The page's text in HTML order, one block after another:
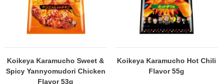
Koikeya Karamucho Sweet &
Spicy Yannyomudori Chicken
Flavor 53g
Koikeya Karamucho Hot Chili
Flavor 55g